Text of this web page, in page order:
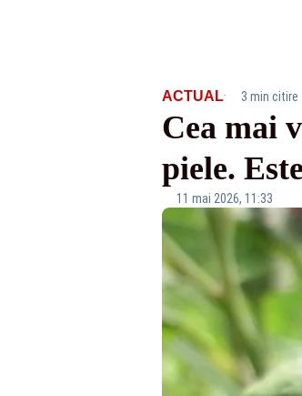
ACTUAL· 3 min citire
Cea mai
piele.
11 mai 2026, 11:33